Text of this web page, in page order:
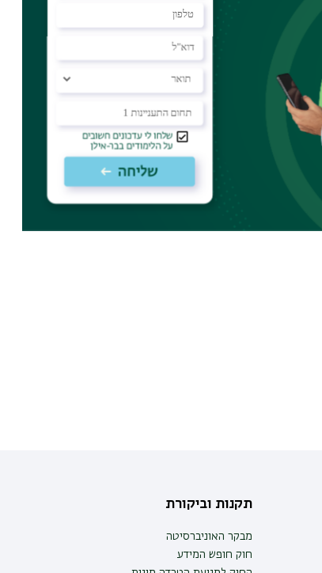
03-5318553
ofer.shragay@biu.ac.il
תקנות וביקורת
מבקר האוניברסיטה
חוק חופש המידע